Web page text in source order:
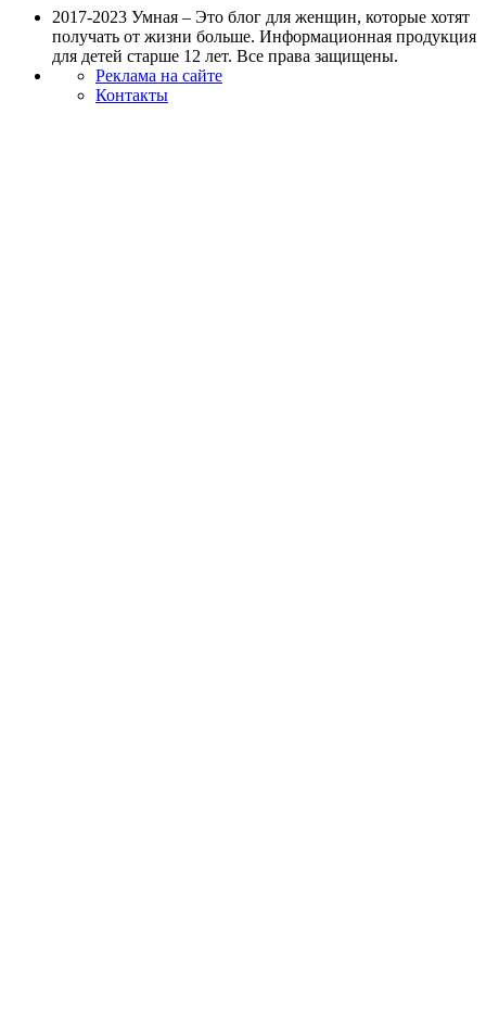
2017-2023 Умная – Это блог для женщин, которые хотят
получать от жизни больше. Информационная продукция
для детей старше 12 лет. Все права защищены.
Реклама на сайте
Контакты